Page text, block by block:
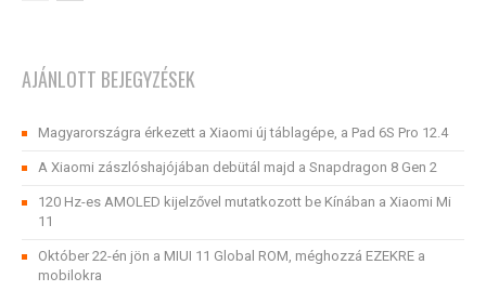
AJÁNLOTT BEJEGYZÉSEK
Magyarországra érkezett a Xiaomi új táblagépe, a Pad 6S Pro 12.4
A Xiaomi zászlóshajójában debütál majd a Snapdragon 8 Gen 2
120 Hz-es AMOLED kijelzővel mutatkozott be Kínában a Xiaomi Mi
11
Október 22-én jön a MIUI 11 Global ROM, méghozzá EZEKRE a
mobilokra